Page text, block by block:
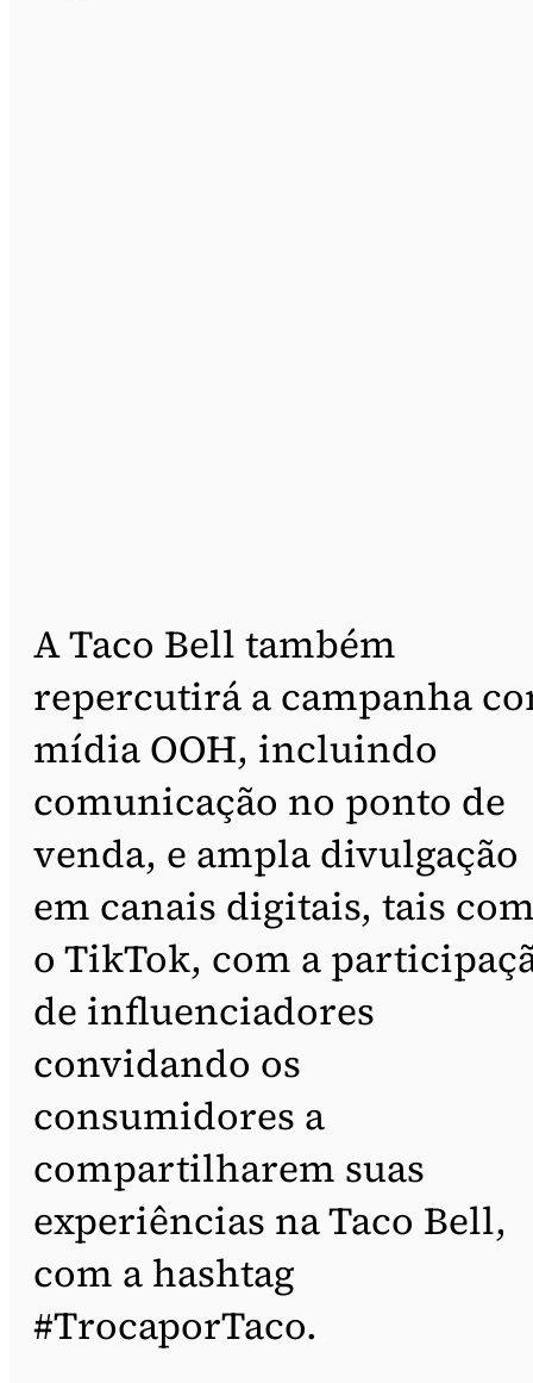
A Taco Bell também
repercutirá a campanha
mídia OOH, incluindo
comunicação no ponto de
venda, e ampla divulgação
em canais digitais, tais
o TikTok, com a
de influenciadores
convidando os
consumidores a
compartilharem suas
experiências na Taco Bell,
com a hashtag
#TrocaporTaco.